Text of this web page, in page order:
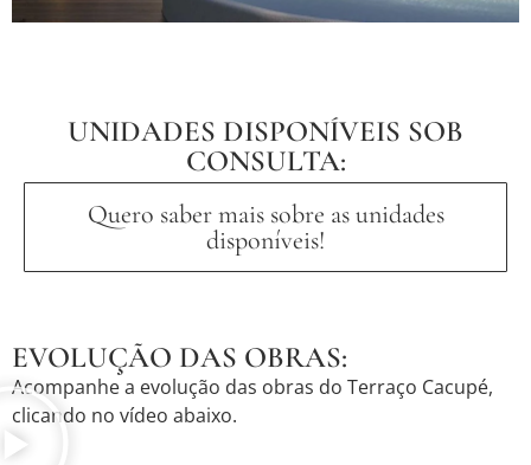
UNIDADES DISPONÍVEIS SOB
CONSULTA:
Quero saber mais sobre as unidades
disponíveis!
EVOLUÇÃO DAS OBRAS:
Acompanhe a evolução das obras do Terraço Cacupé,
clicando no vídeo abaixo.